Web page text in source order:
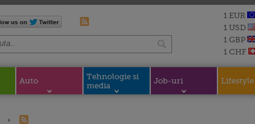
1 EUR
1 USD
1 GBP
1 CHF
Auto
Tehnologie si
media
Job-uri Lifestyle